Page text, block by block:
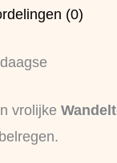
(0)
vrolijke